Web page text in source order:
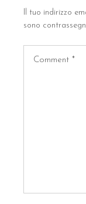
Il tuo indirizzo
sono